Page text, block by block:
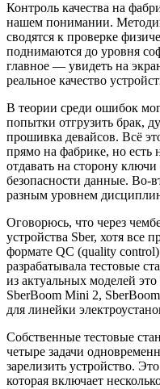
Контроль качества на
нашем понимании.
сводятся к проверке
поднимаются до уровня
главное — увидеть на
реальное качество
В теории среди ошибок
попытки отгрузить брак,
прошивка девайсов. Всё
прямо на фабрике, но
отдавать на сторону
безопасности данные. Во-
разным уровнем
Оговорюсь, что через
устройства Sber, хотя все
формате QC (quality
разрабатывала тестовые
из актуальных моделей
SberBoom Mini 2,
для линейки
Собственные тестовые
четыре задачи
зарелизить устройство.
которая включает